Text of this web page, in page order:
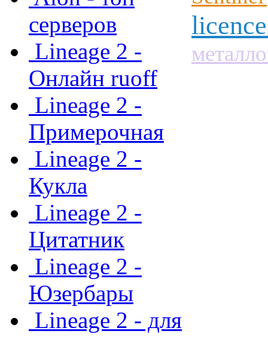
серверов
Lineage 2 -
Онлайн ruoff
Lineage 2 -
Примерочная
Lineage 2 -
Кукла
Lineage 2 -
Цитатник
Lineage 2 -
Юзербары
Lineage 2 - для